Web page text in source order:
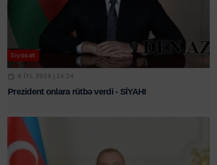
Siyasət
8 IYL 2024 | 14:24
Prezident onlara rütbə verdi - SİYAHI